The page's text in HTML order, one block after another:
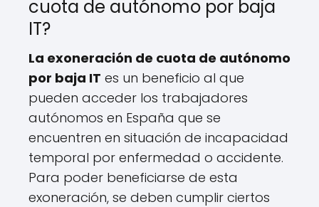
cuota de autónomo por baja
IT?
La exoneración de cuota de autónomo
por baja IT es un beneficio al que
pueden acceder los trabajadores
autónomos en España que se
encuentren en situación de incapacidad
temporal por enfermedad o accidente.
Para poder beneficiarse de esta
exoneración, se deben cumplir ciertos